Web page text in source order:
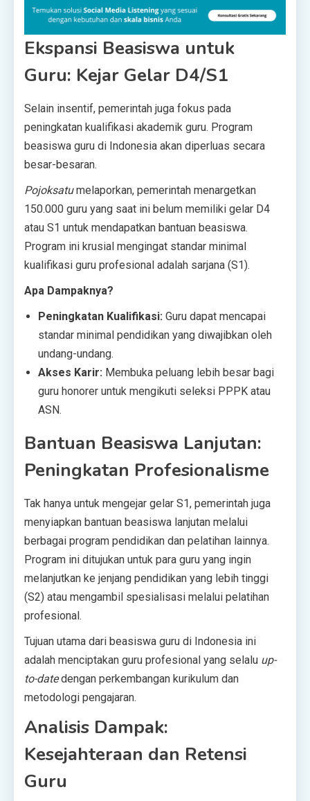
Ekspansi Beasiswa untuk
Guru: Kejar Gelar D4/S1
Selain insentif, pemerintah juga fokus pada
peningkatan kualifikasi akademik guru. Program
beasiswa guru di Indonesia akan diperluas secara
besar-besaran.
Pojoksatumelaporkan, pemerintah menargetkan
150.000 guru yang saat ini belum memiliki gelar D4
atau S1 untuk mendapatkan bantuan beasiswa.
Program ini krusial mengingat standar minimal
kualifikasi guru profesional adalah sarjana (S1).
Apa Dampaknya?
Peningkatan Kualifikasi: Guru dapat mencapai
standar minimal pendidikan yang diwajibkan oleh
undang-undang.
Akses Karir: Membuka peluang lebih besar bagi
guru honorer untuk mengikuti seleksi PPPK atau
ASN.
Bantuan Beasiswa Lanjutan:
Peningkatan Profesionalisme
Tak hanya untuk mengejar gelar S1, pemerintah juga
menyiapkan bantuan beasiswa lanjutan melalui
berbagai program pendidikan dan pelatihan lainnya.
Program ini ditujukan untuk para guru yang ingin
melanjutkan ke jenjang pendidikan yang lebih tinggi
(S2) atau mengambil spesialisasi melalui pelatihan
profesional.
Tujuan utama dari beasiswa guru di Indonesia ini
adalah menciptakan guru profesional yang selalu up-
to-datedengan perkembangan kurikulum dan
metodologi pengajaran.
Analisis Dampak:
Kesejahteraan dan Retensi
Guru